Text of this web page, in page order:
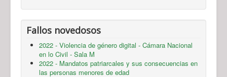
Fallos novedosos
2022 - Violencia de género digital - Cámara Nacional
en lo Civil - Sala M
2022 - Mandatos patriarcales y sus consecuencias en
las personas menores de edad